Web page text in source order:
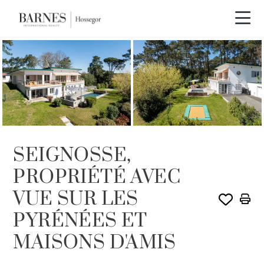
SEIGNOSSE,
PROPRIÉTÉ AVEC
VUE SUR LES
PYRÉNÉES ET
MAISONS D'AMIS